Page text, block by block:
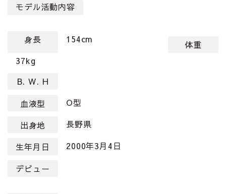
モデル活動内容
身長 154cm
体重
37kg
B. W. H
血液型
O型
出身地 長野県
生年月日 2000年3月4日
デビュー